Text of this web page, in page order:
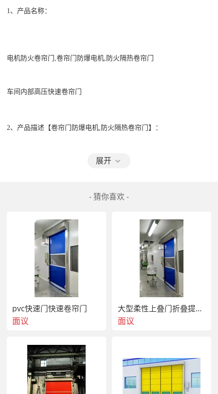
1、产品名称：
电机防火卷帘门,卷帘门防爆电机,防火隔热卷帘门
车间内部高压快速卷帘门
2、产品描述【卷帘门防爆电机,防火隔热卷帘门】：
速自动卷帘门。
门体使用有弹性而坚韧的专用高密度聚氯乙烯涂层织物软帘，实现了
门体的高速开闭（比钢质卷帘门的速度要高约20倍），  程度的缩短
了通道出入口的开放时间，不仅提高了车间内部空调的效率还能将车
间外部异物混入率控制在最小限度。
卷帘门防爆电机,防火隔热卷帘门，大大提高工作效率。为实现  、卫
3、【卷帘门防爆电机,防火隔热卷帘门】控制方式：
门自行开启。
展开
- 猜你喜欢 -
pvc快速门快速卷帘门
面议
大型柔性上叠门折叠提升门
面议